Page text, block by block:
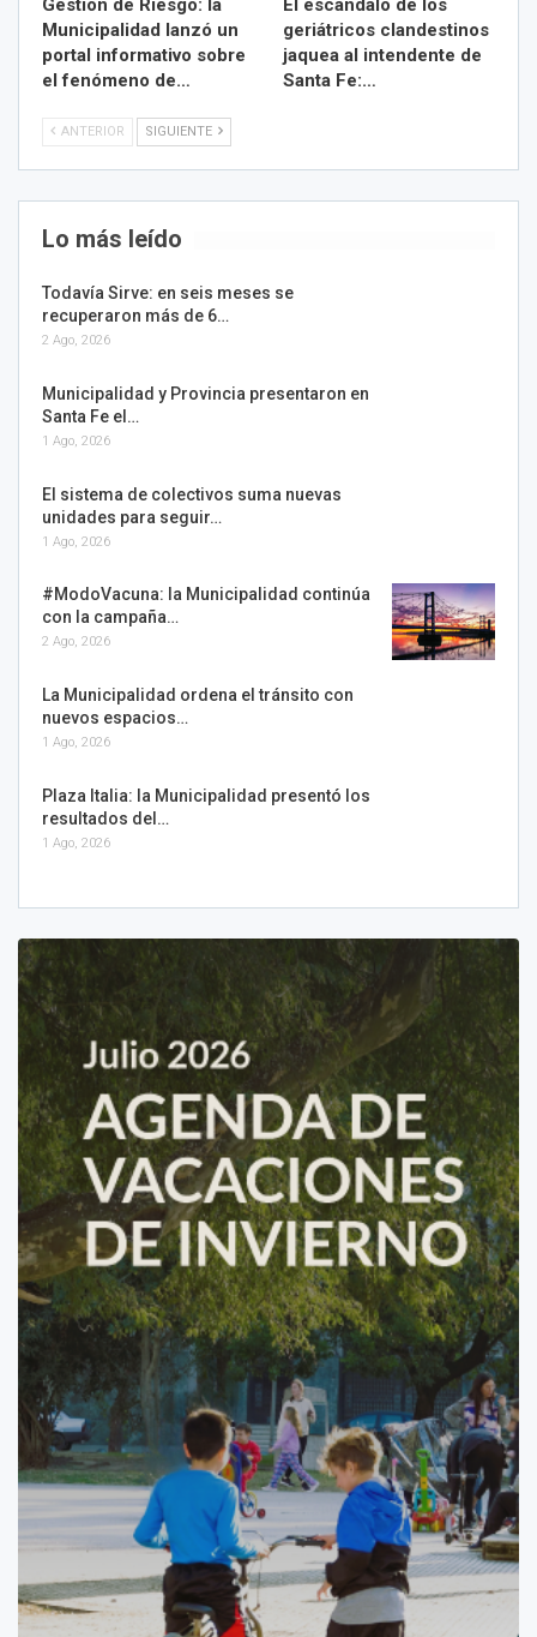
Gestión de Riesgo: la
Municipalidad lanzó un
portal informativo sobre
el fenómeno de…
El escándalo de los
geriátricos clandestinos
jaquea al intendente de
Santa Fe:…
ANTERIOR SIGUIENTE
Lo más leído
Todavía Sirve: en seis meses se
recuperaron más de 6…
2 Ago, 2026
Municipalidad y Provincia presentaron en
Santa Fe el…
1 Ago, 2026
El sistema de colectivos suma nuevas
unidades para seguir…
1 Ago, 2026
#ModoVacuna: la Municipalidad continúa
con la campaña…
2 Ago, 2026
La Municipalidad ordena el tránsito con
nuevos espacios…
1 Ago, 2026
Plaza Italia: la Municipalidad presentó los
resultados del…
1 Ago, 2026